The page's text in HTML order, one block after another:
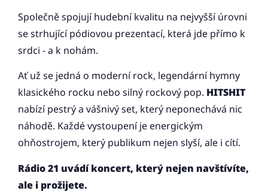
Společně spojují hudební kvalitu na nejvyšší úrovni
se strhující pódiovou prezentací, která jde přímo k
srdci - a k nohám.
Ať už se jedná o moderní rock, legendární hymny
klasického rocku nebo silný rockový pop. HITSHIT
nabízí pestrý a vášnivý set, který neponechává nic
náhodě. Každé vystoupení je energickým
ohňostrojem, který publikum nejen slyší, ale i cítí.
Rádio 21 uvádí koncert, který nejen navštívíte,
ale i prožijete.